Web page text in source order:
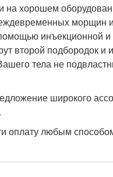
хорошем
инъекционной
второй подбородок и
тела не
широкого
оплату любым